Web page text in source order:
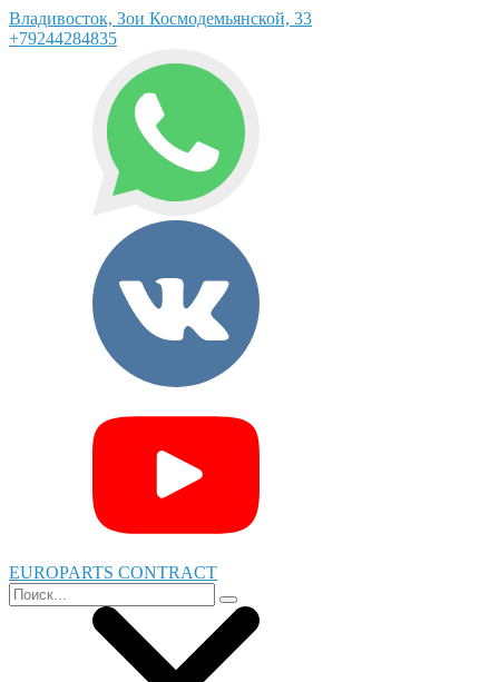
Владивосток, Зои Космодемьянской, 33
+79244284835
EUROPARTS CONTRACT